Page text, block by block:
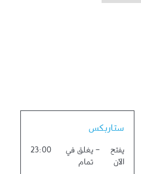
ستاربكس
يفتح
الآن
- يغلق في
تمام
23:00